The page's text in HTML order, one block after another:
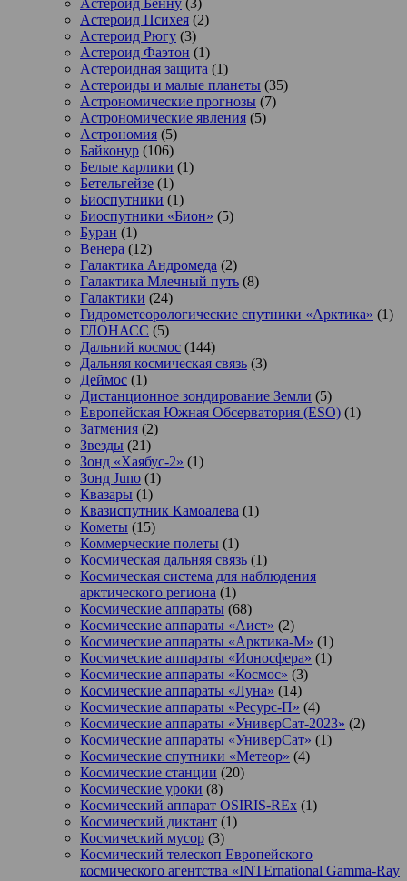
Астероид Психея (2)
Астероид Рюгу (3)
Астероид Фаэтон (1)
Астероидная защита (1)
Астероиды и малые планеты (35)
Астрономические прогнозы (7)
Астрономические явления (5)
Астрономия (5)
Байконур (106)
Белые карлики (1)
Бетельгейзе (1)
Биоспутники (1)
Биоспутники «Бион» (5)
Буран (1)
Венера (12)
Галактика Андромеда (2)
Галактика Млечный путь (8)
Галактики (24)
Гидрометеорологические спутники «Арктика» (1)
ГЛОНАСС (5)
Дальний космос (144)
Дальняя космическая связь (3)
Деймос (1)
Дистанционное зондирование Земли (5)
Европейская Южная Обсерватория (ESO) (1)
Затмения (2)
Звезды (21)
Зонд «Хаябус-2» (1)
Зонд Juno (1)
Квазары (1)
Квазиспутник Камоалева (1)
Кометы (15)
Коммерческие полеты (1)
Космическая дальняя связь (1)
Космическая система для наблюдения
арктического региона (1)
Космические аппараты (68)
Космические аппараты «Аист» (2)
Космические аппараты «Арктика-М» (1)
Космические аппараты «Ионосфера» (1)
Космические аппараты «Космос» (3)
Космические аппараты «Луна» (14)
Космические аппараты «Ресурс-П» (4)
Космические аппараты «УниверСат-2023» (2)
Космические аппараты «УниверСат» (1)
Космические спутники «Метеор» (4)
Космические станции (20)
Космические уроки (8)
Космический аппарат OSIRIS-REx (1)
Космический диктант (1)
Космический мусор (3)
Космический телескоп Европейского
космического агентства «INTErnational Gamma-Ray